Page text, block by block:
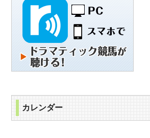
カレンダー